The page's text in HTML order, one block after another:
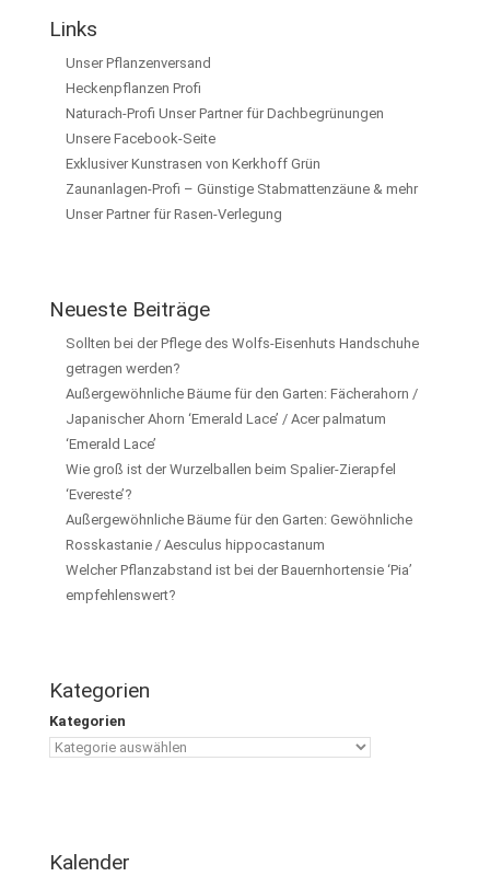
Links
Unser Pflanzenversand
Heckenpflanzen Profi
Naturach-Profi Unser Partner für Dachbegrünungen
Unsere Facebook-Seite
Exklusiver Kunstrasen von Kerkhoff Grün
Zaunanlagen-Profi – Günstige Stabmattenzäune & mehr
Unser Partner für Rasen-Verlegung
Neueste Beiträge
Sollten bei der Pflege des Wolfs-Eisenhuts Handschuhe
getragen werden?
Außergewöhnliche Bäume für den Garten: Fächerahorn /
Japanischer Ahorn ‘Emerald Lace’ / Acer palmatum
‘Emerald Lace’
Wie groß ist der Wurzelballen beim Spalier-Zierapfel
‘Evereste’?
Außergewöhnliche Bäume für den Garten: Gewöhnliche
Rosskastanie / Aesculus hippocastanum
Welcher Pflanzabstand ist bei der Bauernhortensie ‘Pia’
empfehlenswert?
Kategorien
Kategorien
Kalender